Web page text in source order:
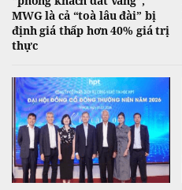
MWG là cả “toà lâu đài” bị
định giá thấp hơn 40% giá trị
thực